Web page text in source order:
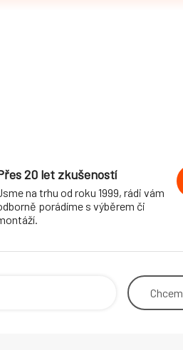
20 let zkušeností
na trhu od roku 1999, rádi vám
porádíme s výběrem či
Chcem